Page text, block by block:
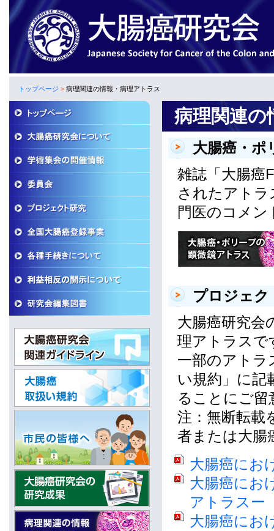
トップページ > 病理関連の情報・病理アトラス
病理関連の
大腸癌・ポ
雑誌「大腸癌
されたアト
門医のコメ
プロジェク
大腸癌研究会
理アトラスで
一部のアトラ
い規約」に記
ることにご
注：無断転載
者または大腸
大腸癌にお
大腸癌にお
アトラスー
大腸癌にお